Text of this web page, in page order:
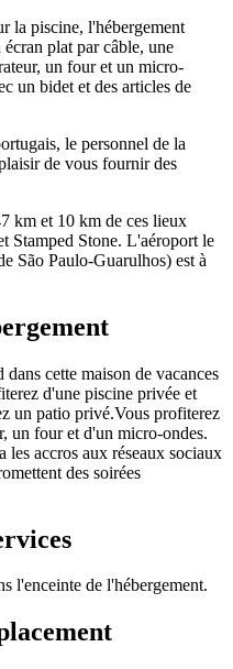
la piscine, l'hébergement
plat par câble, une
un four et un micro-
un bidet et des articles de
le personnel de la
de vous fournir des
km et 10 km de ces lieux
Stamped Stone. L'aéroport le
São Paulo-Guarulhos) est à
cette maison de vacances
d'une piscine privée et
un patio privé.Vous profiterez
un four et d'un micro-ondes.
accros aux réseaux sociaux
des soirées
l'enceinte de l'hébergement.